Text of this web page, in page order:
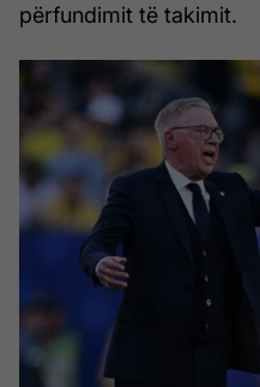
përfundimit të takimit.